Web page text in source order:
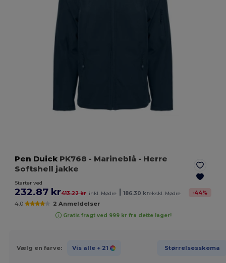
Pen Duick PK768 - Marineblå - Herre
Softshell jakke
Starter ved
232.87 kr413.22 kr inkl. Mødre 186.30 krekskl. Mødre -44%
4.0 2 Anmeldelser
Gratis fragt ved 999 kr fra dette lager!
Vælg en farve: Vis alle + 21 Størrelsesskema